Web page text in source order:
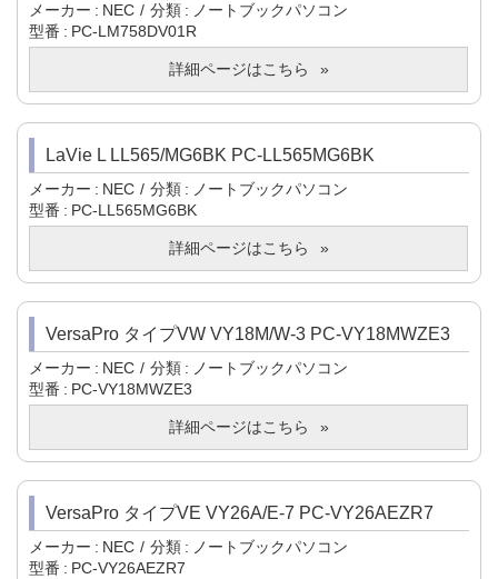
メーカー NEC 分類
ノートブックパソコン
型番
PC-LM758DV01R
詳細ページはこちら
LaVie L LL565/MG6BK PC-LL565MG6BK
メーカー NEC 分類
ノートブックパソコン
型番
PC-LL565MG6BK
詳細ページはこちら
VersaPro タイプVW VY18M/W-3 PC-VY18MWZE3
メーカー NEC 分類
ノートブックパソコン
型番
PC-VY18MWZE3
詳細ページはこちら
VersaPro タイプVE VY26A/E-7 PC-VY26AEZR7
メーカー NEC 分類
ノートブックパソコン
型番
PC-VY26AEZR7